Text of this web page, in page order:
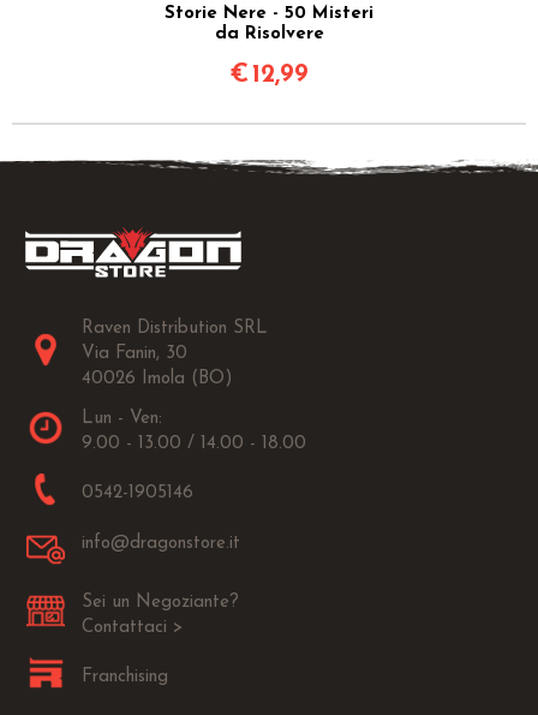
Storie Nere - 50 Misteri
da Risolvere
€ 12,99
Raven Distribution SRL
Via Fanin, 30
40026 Imola (BO)
Lun - Ven:
9.00 - 13.00 / 14.00 - 18.00
0542-1905146
info@dragonstore.it
Sei un Negoziante?
Contattaci >
Franchising